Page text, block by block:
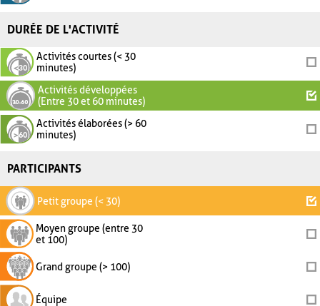
DURÉE DE L'ACTIVITÉ
Activités courtes (< 30
minutes)
Activités développées
(Entre 30 et 60 minutes)
Activités élaborées (> 60
minutes)
PARTICIPANTS
Petit groupe (< 30)
Moyen groupe (entre 30
et 100)
Grand groupe (> 100)
Équipe